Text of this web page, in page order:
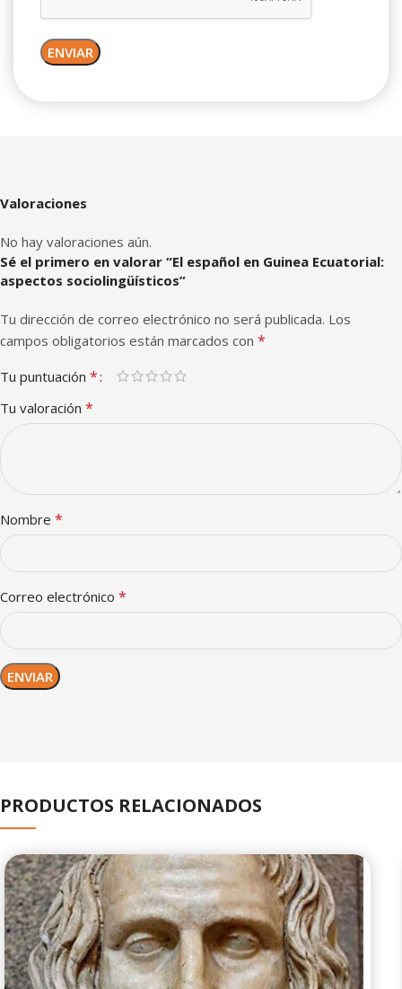
Valoraciones
No hay valoraciones aún.
Sé el primero en valorar “El español en Guinea Ecuatorial:
aspectos sociolingüísticos”
Tu dirección de correo electrónico no será publicada. Los
campos obligatorios están marcados con *
Tu puntuación *
Tu valoración *
Nombre *
Correo electrónico *
PRODUCTOS RELACIONADOS